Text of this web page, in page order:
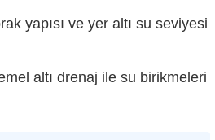
yapısı ve yer altı su seviyesi
altı drenaj ile su birikmeleri